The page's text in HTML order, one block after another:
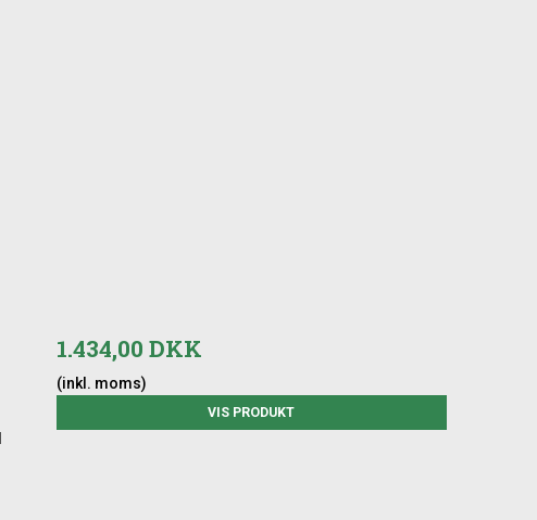
1.434,00 DKK
(inkl. moms)
VIS PRODUKT